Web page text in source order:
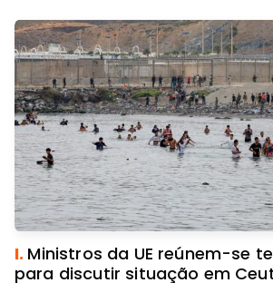
I. Ministros da UE reúnem-se
para discutir situação em